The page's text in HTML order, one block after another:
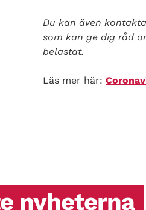
Du kan även
som kan ge dig råd
belastat.
Läs mer här:
nyheterna